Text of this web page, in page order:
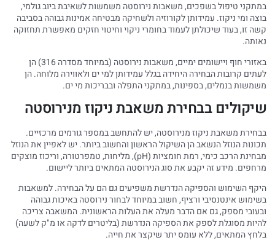
במתקני טיפול בשפכים, משאבות נירוסטה משמשות לשאיבת ביוב גולמי,
בוצה ומי ניקוז. עמידותן לקורוזיה ולשחיקה מבטיחה אמינות גבוהה בסביבה
קשה זו, בעוד שיכולתן לעמוד בחומרי ניקוי וחיטוי חזקים מאפשרת תחזוקה
נאותה.
באזורי חוף ויישומים ימיים, משאבות נירוסטה (במיוחד מסדרה 316) הן
לעתים קרובות הבחירה היחידה בגלל עמידותן למי ים ולאווירה מלוחה. הן
משמשות בנמלים, בספינות, במתקני התפלה ובבריכות מי ים.
שיקולים בבחירת משאבת ניקוז מנירוסטה
בבחירת משאבת ניקוז מנירוסטה, יש להתחשב במספר גורמים מרכזיים.
תכונות הנוזל הנשאב הן השיקול הראשון והחשוב ביותר. יש לאפיין את הנוזל
מבחינת הרכב כימי, רמת חומציות (pH), מליחות, טמפרטורה, וריכוז מוצקים
מרחפים. מידע זה יקבע את סוג הנירוסטה המתאים ביותר ליישום.
היקף השימוש והספיקה הנדרשת משפיעים גם הם על הבחירה. למשאבות
בשימוש אינטנסיבי ורציף, חשוב במיוחד לבחור נירוסטה באיכות גבוהה
ובעובי מספק, גם אם הדבר מעלה את העלות הראשונית. המשאבה צריכה
להיות מסוגלת לספק את הספיקה הנדרשת (בליטרים לדקה או מ"ק לשעה)
בלחץ המתאים, ללא עומס יתר שיקצר את חייה.